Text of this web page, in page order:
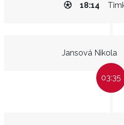
18:14
Jansová Nikola
03:35